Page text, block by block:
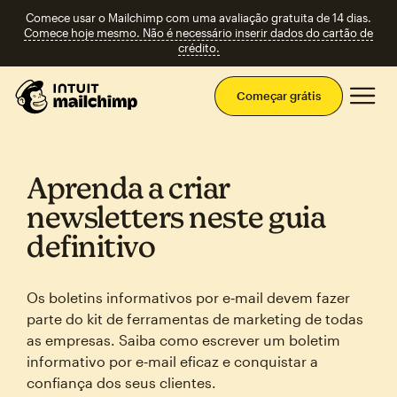
Comece usar o Mailchimp com uma avaliação gratuita de 14 dias.
Comece hoje mesmo. Não é necessário inserir dados do cartão de
crédito.
Começar grátis
Aprenda a criar
newsletters neste guia
definitivo
Os boletins informativos por e‑mail devem fazer
parte do kit de ferramentas de marketing de todas
as empresas. Saiba como escrever um boletim
informativo por e‑mail eficaz e conquistar a
confiança dos seus clientes.